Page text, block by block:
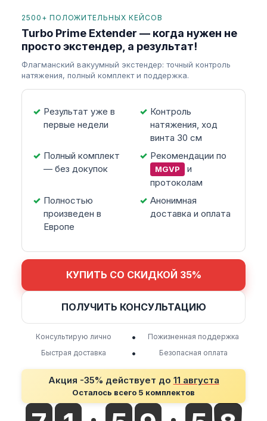
2500+ ПОЛОЖИТЕЛЬНЫХ КЕЙСОВ
Turbo Prime Extender — когда нужен не
просто экстендер, а результат!
Флагманский вакуумный экстендер: точный контроль
натяжения, полный комплект и поддержка.
Результат уже в
первые недели
Контроль
натяжения, ход
винта 30 см
Полный комплект
— без докупок
Рекомендации по
MGVP
и
протоколам
Полностью
произведен в
Европе
Анонимная
доставка и оплата
КУПИТЬ СО СКИДКОЙ 35%
ПОЛУЧИТЬ КОНСУЛЬТАЦИЮ
Консультирую лично •
Пожизненная поддержка
Быстрая доставка
• Безопасная оплата
Акция -35% действует до 11 августа
Осталось всего 5 комплектов